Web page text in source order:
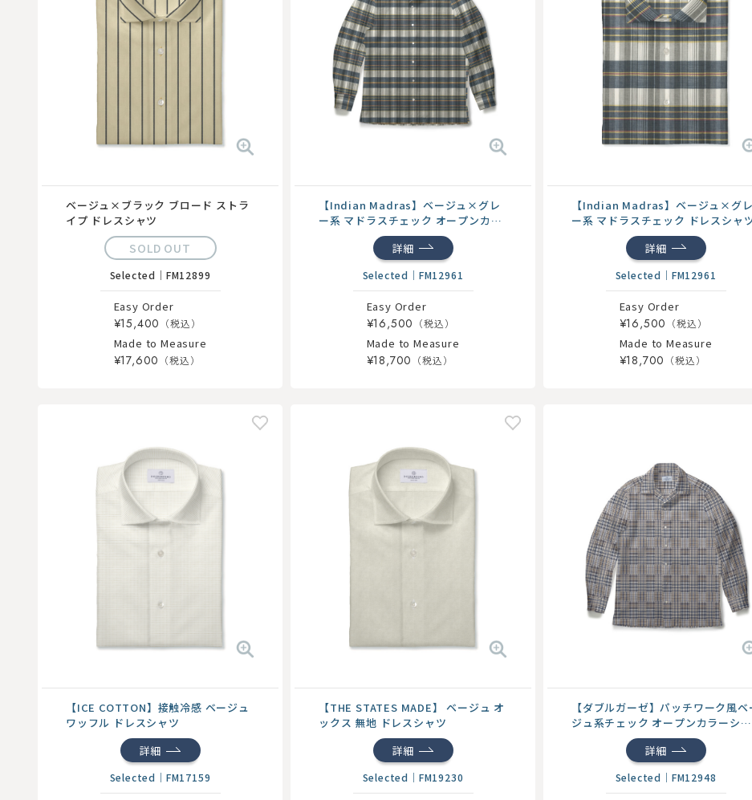
ベージュ×ブラック ブロード ストラ
イプ ドレスシャツ
SOLD OUT
Selected ｜ FM12899
Easy Order
¥15,400
Made to Measure
¥17,600
【Indian Madras】ベージュ×グレ
ー系 マドラスチェック オープンカラ
詳細
Selected ｜ FM12961
Easy Order
¥16,500
Made to Measure
¥18,700
【Indian Madras】ベージュ×グレ
ー系 マドラスチェック ドレスシャ
詳細
Selected ｜ FM12961
Easy Order
¥16,500
Made to Measure
¥18,700
【ICE COTTON】接触冷感 ベージュ
ワッフル ドレスシャツ
詳細
Selected ｜ FM17159
【THE STATES MADE】 ベージュ オ
ックス 無地 ドレスシャツ
詳細
Selected ｜ FM19230
【ダブルガーゼ】パッチワーク風ベ
ジュ系チェック オープンカラーシャ
詳細
Selected ｜ FM12948